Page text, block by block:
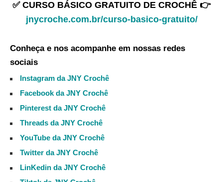
✅ CURSO BÁSICO GRATUITO DE CROCHÊ 👉
jnycroche.com.br/curso-basico-gratuito/
Conheça e nos acompanhe em nossas redes
sociais
Instagram da JNY Crochê
Facebook da JNY Crochê
Pinterest da JNY Crochê
Threads da JNY Crochê
YouTube da JNY Crochê
Twitter da JNY Crochê
LinKedin da JNY Crochê